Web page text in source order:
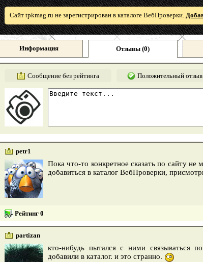
Сайт tpkmag.ru не зарегистрирован в каталоге ВебПроверки.
Информация Отзывы (0)
Сообщение без рейтинга Положительный отзыв
petr1
Пока что-то конкретное сказать по сайту не
добавиться в каталог ВебПроверки,
Рейтинг 0
partizan
кто-нибудь пытался с ними связываться
добавили в каталог. и это странно.